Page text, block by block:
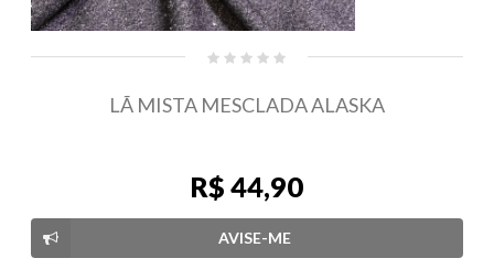
LÃ MISTA MESCLADA ALASKA
R$ 44,90
AVISE-ME